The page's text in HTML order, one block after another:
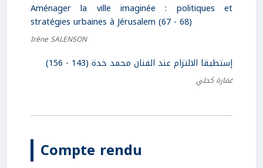
Aménager la ville imaginée : politiques et
stratégies urbaines à Jérusalem (67 - 68)
Irène SALENSON
إستطيقا الالتزام عند الفنان محمد خدة (143 - 156)
عَمَارة كحلي
Compte rendu